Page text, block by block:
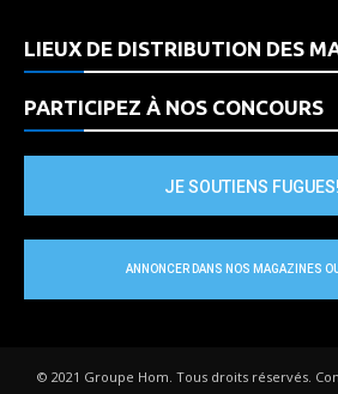
LIEUX DE DISTRIBUTION DES
PARTICIPEZ À NOS CONCOURS
JE SOUTIENS FUGUES!
ANNONCER DANS NOS MAGAZINES
© 2021 Groupe Hom. Tous droits réservés.